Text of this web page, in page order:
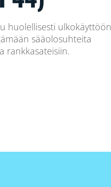
huolellisesti ulkokäyttöön
sääolosuhteita
rankkasateisiin.